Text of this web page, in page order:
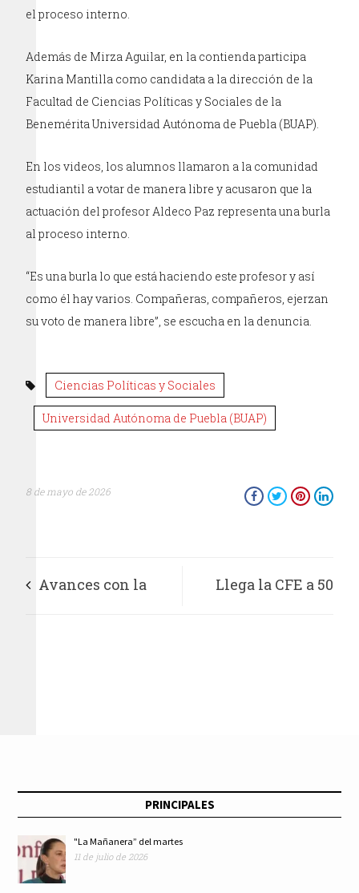
el proceso interno.
Además de Mirza Aguilar, en la contienda participa
Karina Mantilla como candidata a la dirección de la
Facultad de Ciencias Políticas y Sociales de la
Benemérita Universidad Autónoma de Puebla (BUAP).
En los videos, los alumnos llamaron a la comunidad
estudiantil a votar de manera libre y acusaron que la
actuación del profesor Aldeco Paz representa una burla
al proceso interno.
“Es una burla lo que está haciendo este profesor y así
como él hay varios. Compañeras, compañeros, ejerzan
su voto de manera libre”, se escucha en la denuncia.
Ciencias Políticas y Sociales
Universidad Autónoma de Puebla (BUAP)
8 de mayo de 2026
Avances con la Llega la CFE a 50
PRINCIPALES
"La Mañanera” del martes
11 de julio de 2026